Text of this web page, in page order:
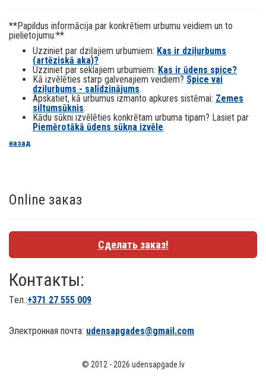
**Papildus informācija par konkrētiem urbumu veidiem un to
pielietojumu:**
Uzziniet par dziļajiem urbumiem: Kas ir dziļurbums
(artēziskā aka)?
Uzziniet par seklajiem urbumiem: Kas ir ūdens spice?
Kā izvēlēties starp galvenajiem veidiem? Spice vai
dziļurbums - salīdzinājums.
Apskatiet, kā urbumus izmanto apkures sistēmai: Zemes
siltumsūknis.
Kādu sūkni izvēlēties konkrētam urbuma tipam? Lasiet par
Piemērotākā ūdens sūkņa izvēle.
назад
Online заказ
Сделать заказ!
Контакты:
Tел.:+371 27 555 009
Электронная почта: udensapgades@gmail.com
© 2012 - 2026 udensapgade.lv